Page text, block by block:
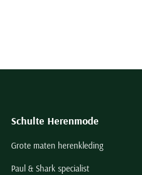
Schulte Herenmode
Grote maten herenkleding
Paul & Shark specialist